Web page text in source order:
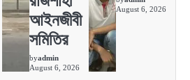
আইনজীবী
সমিতির
byadmin
August 6, 2026
August 6, 2026